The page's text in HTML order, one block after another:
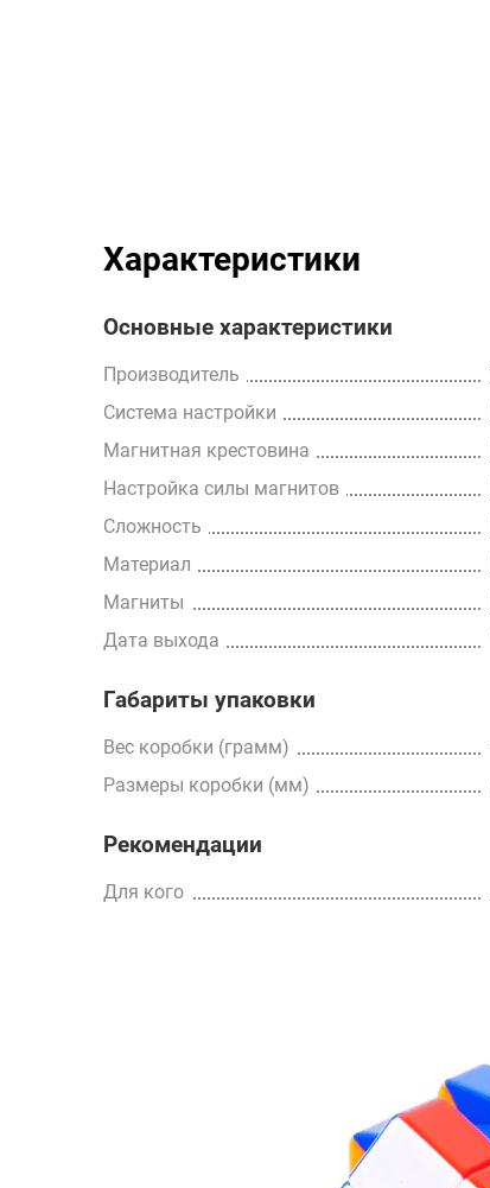
Характеристики
Основные характеристики
Производитель
Cистема настройки
Магнитная крестовина
Настройка силы магнитов
Сложность
Материал
Магниты
Дата выхода
Габариты упаковки
Вес коробки (грамм)
Размеры коробки (мм)
Рекомендации
Для кого